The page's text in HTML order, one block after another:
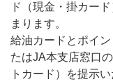
ド（現金・掛カー
まります。
給油カードとポイ
たはJA本支店窓口
トカード）を提示